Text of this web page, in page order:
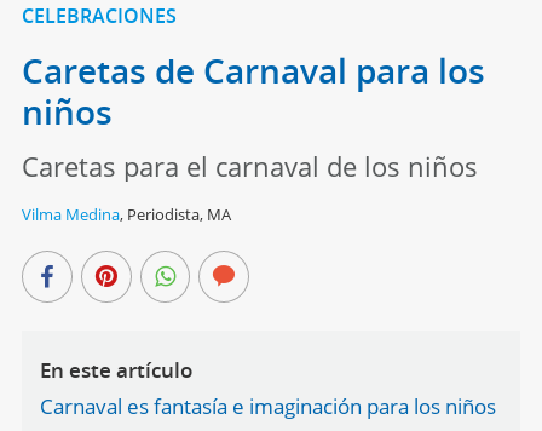
CELEBRACIONES
Caretas de Carnaval para los
niños
Caretas para el carnaval de los niños
Vilma Medina, Periodista, MA
En este artículo
Carnaval es fantasía e imaginación para los niños